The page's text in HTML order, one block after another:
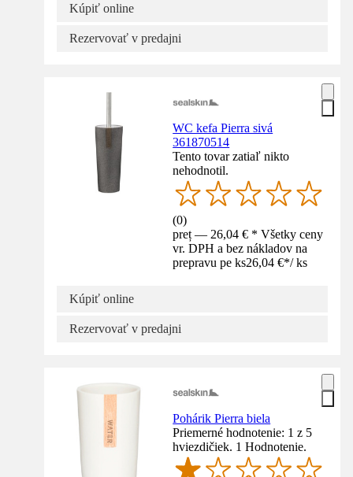
Kúpiť online
Rezervovať v predajni
WC kefa Pierra sivá
361870514
Tento tovar zatiaľ nikto
nehodnotil.
(0)
preț — 26,04 € * Všetky ceny
vr. DPH a bez nákladov na
prepravu pe ks26,04 €*/ ks
Kúpiť online
Rezervovať v predajni
Pohárik Pierra biela
Priemerné hodnotenie: 1 z 5
hviezdičiek. 1 Hodnotenie.